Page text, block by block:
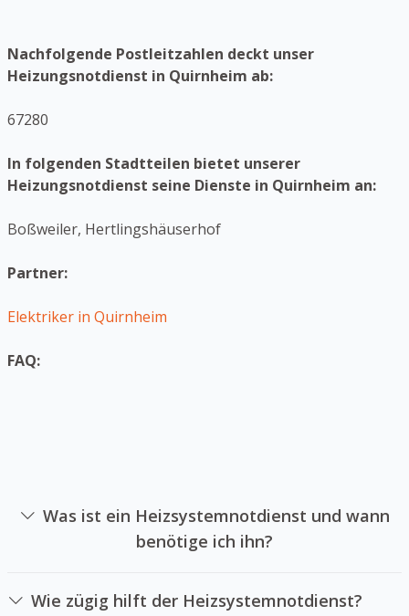
Nachfolgende Postleitzahlen deckt unser
Heizungsnotdienst in Quirnheim ab:
67280
In folgenden Stadtteilen bietet unserer
Heizungsnotdienst seine Dienste in Quirnheim an:
Boßweiler, Hertlingshäuserhof
Partner:
Elektriker in Quirnheim
FAQ:
Was ist ein Heizsystemnotdienst und wann
benötige ich ihn?
von Heizsystemen in Notlagen spezialisiert hat. Sie
Wie zügig hilft der Heizsystemnotdienst?